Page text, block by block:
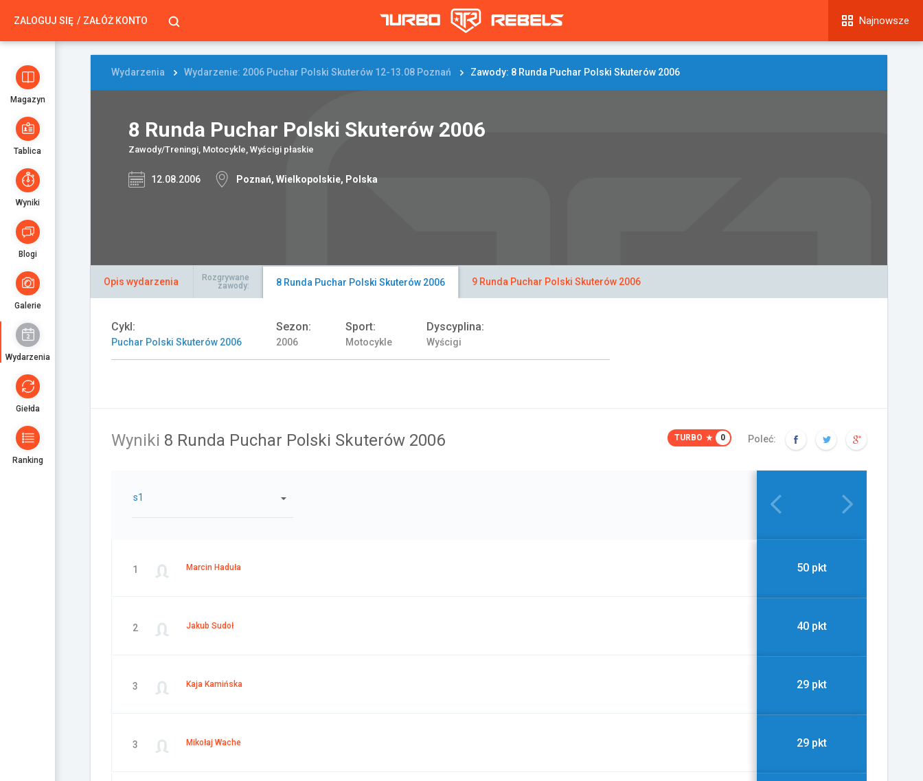
ZALOGUJ SIĘ ZAŁÓŻ KONTO Najnowsze
Magazyn
Tablica
Wyniki
Blogi
Galerie
Wydarzenia
Giełda
Ranking
Wydarzenia Wydarzenie: 2006 Puchar Polski Skuterów 12-13.08 Poznań Zawody: 8 Runda Puchar Polski Skuterów 2006
8 Runda Puchar Polski Skuterów 2006
Zawody/Treningi, Motocykle, Wyścigi płaskie
12.08.2006 Poznań, Wielkopolskie, Polska
Opis wydarzenia
Rozgrywane
zawody:
8 Runda Puchar Polski Skuterów 2006 9 Runda Puchar Polski Skuterów 2006
Cykl:
Puchar Polski Skuterów 2006
Sezon:
2006
Sport:
Motocykle
Dyscyplina:
Wyścigi
Wyniki 8 Runda Puchar Polski Skuterów 2006 TURBO 0 Poleć:
s1
1 Marcin Haduła 50 pkt
2 Jakub Sudoł 40 pkt
3 Kaja Kamińska 29 pkt
3 Mikołaj Wache 29 pkt